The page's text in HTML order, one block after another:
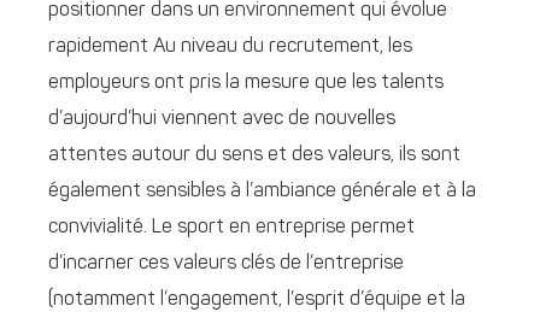
positionner dans un environnement qui évolue
rapidement Au niveau du recrutement, les
employeurs ont pris la mesure que les talents
d’aujourd’hui viennent avec de nouvelles
attentes autour du sens et des valeurs, ils sont
également sensibles à l’ambiance générale et à la
convivialité. Le sport en entreprise permet
d’incarner ces valeurs clés de l’entreprise
(notamment l’engagement, l’esprit d’équipe et la